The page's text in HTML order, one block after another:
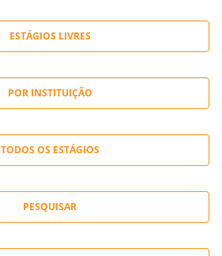
ESTÁGIOS LIVRES
POR INSTITUIÇÃO
TODOS OS ESTÁGIOS